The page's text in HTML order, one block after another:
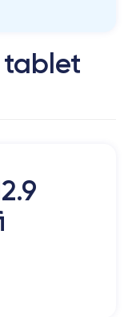
tablet